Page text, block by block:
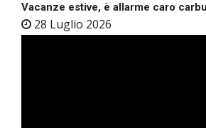
Vacanze estive, è allarme caro
28 Luglio 2026